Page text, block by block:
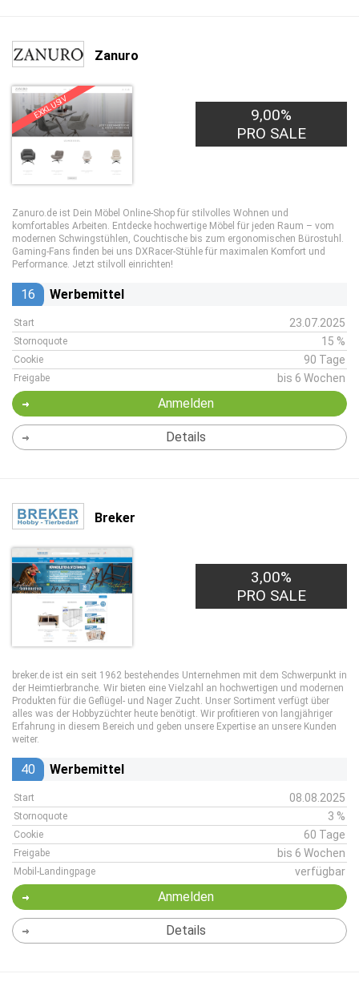
Zanuro
EXKLUSIV
9,00%
PRO SALE
Zanuro.de ist Dein Möbel Online-Shop für stilvolles Wohnen und
komfortables Arbeiten. Entdecke hochwertige Möbel für jeden Raum – vom
modernen Schwingstühlen, Couchtische bis zum ergonomischen Bürostuhl.
Gaming-Fans finden bei uns DXRacer-Stühle für maximalen Komfort und
Performance. Jetzt stilvoll einrichten!
16 Werbemittel
Start 23.07.2025
Stornoquote 15 %
Cookie 90 Tage
Freigabe bis 6 Wochen
Anmelden
Details
Breker
3,00%
PRO SALE
breker.de ist ein seit 1962 bestehendes Unternehmen mit dem Schwerpunkt in
der Heimtierbranche. Wir bieten eine Vielzahl an hochwertigen und modernen
Produkten für die Geflügel- und Nager Zucht. Unser Sortiment verfügt über
alles was der Hobbyzüchter heute benötigt. Wir profitieren von langjähriger
Erfahrung in diesem Bereich und geben unsere Expertise an unsere Kunden
weiter.
40 Werbemittel
Start 08.08.2025
Stornoquote 3 %
Cookie 60 Tage
Freigabe bis 6 Wochen
Mobil-Landingpage verfügbar
Anmelden
Details